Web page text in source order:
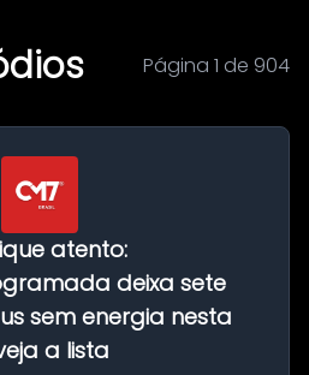
Página 1 de 904
atento:
deixa sete
sem energia nesta
a lista